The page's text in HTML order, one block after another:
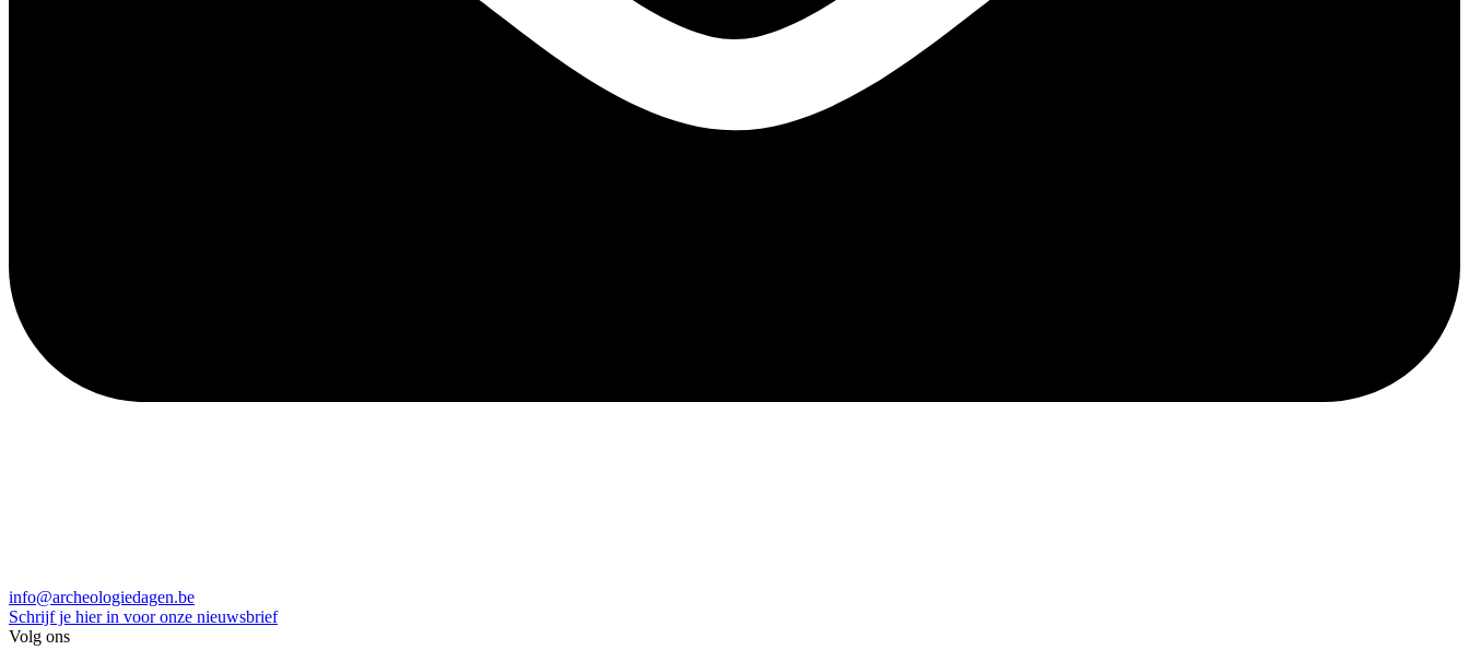
info@archeologiedagen.be
Schrijf je hier in voor onze nieuwsbrief
Volg ons